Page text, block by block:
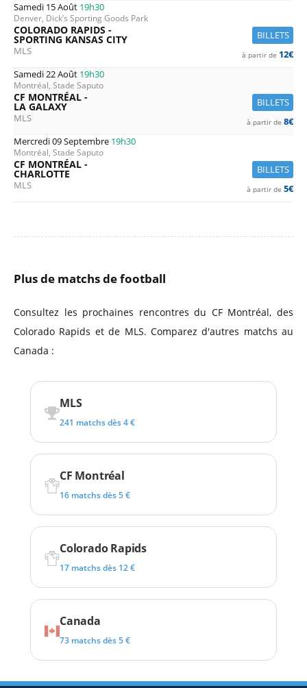
Samedi 15 Août 19h30
Denver, Dick’s Sporting Goods Park
BILLETS
COLORADO RAPIDS -
SPORTING KANSAS CITY
MLS à partir de 12€
Samedi 22 Août 19h30
Montréal, Stade Saputo
BILLETS
CF MONTRÉAL -
LA GALAXY
MLS à partir de 8€
Mercredi 09 Septembre 19h30
Montréal, Stade Saputo
BILLETS
CF MONTRÉAL -
CHARLOTTE
MLS à partir de 5€
Plus de matchs de football
Consultez les prochaines rencontres du CF Montréal, des
Colorado Rapids et de MLS. Comparez d'autres matchs au
Canada :
MLS
241 matchs dès 4 €
CF Montréal
16 matchs dès 5 €
Colorado Rapids
17 matchs dès 12 €
Canada
73 matchs dès 5 €